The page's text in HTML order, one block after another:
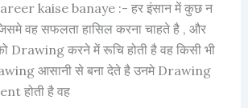
kaise banaye :- हर इंसान में कुछ न
वह सफलता हासिल करना चाहते है , और
Drawing करने में रूचि होती है वह किसी भी
आसानी से बना देते है उनमे Drawing
होती है वह